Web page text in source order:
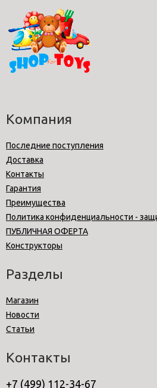
Компания
Последние поступления
Доставка
Контакты
Гарантия
Преимущества
Политика конфиденциальности -
ПУБЛИЧНАЯ ОФЕРТА
Конструкторы
Разделы
Магазин
Новости
Статьи
Контакты
+7 (499) 112-34-67